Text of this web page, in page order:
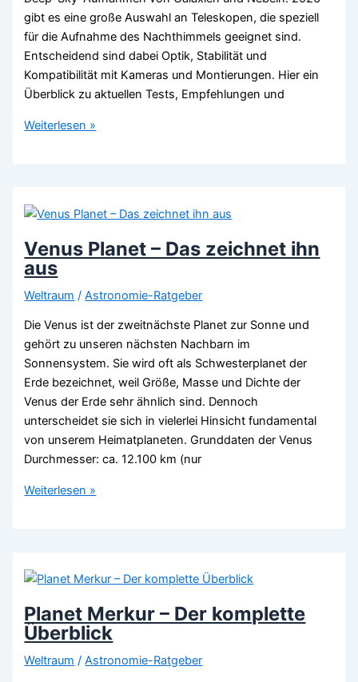
gibt es eine große Auswahl an Teleskopen, die speziell
für die Aufnahme des Nachthimmels geeignet sind.
Entscheidend sind dabei Optik, Stabilität und
Kompatibilität mit Kameras und Montierungen. Hier ein
Überblick zu aktuellen Tests, Empfehlungen und
Beste
2026
–
Tests
&
Erfahrungen
Weiterlesen »
Venus Planet – Das zeichnet ihn
aus
Weltraum /Astronomie-Ratgeber
Die Venus ist der zweitnächste Planet zur Sonne und
gehört zu unseren nächsten Nachbarn im
Sonnensystem. Sie wird oft als Schwesterplanet der
Erde bezeichnet, weil Größe, Masse und Dichte der
Venus der Erde sehr ähnlich sind. Dennoch
unterscheidet sie sich in vielerlei Hinsicht fundamental
von unserem Heimatplaneten. Grunddaten der Venus
Durchmesser: ca. 12.100 km (nur
Venus
zeichnet
ihn
aus
Weiterlesen »
Planet Merkur – Der komplette
Überblick
Weltraum /Astronomie-Ratgeber